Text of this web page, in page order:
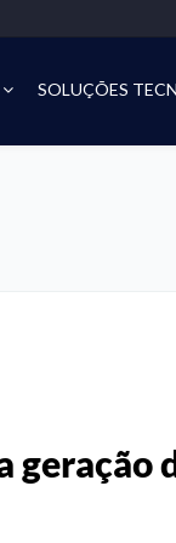
SOLUÇÕES
geração